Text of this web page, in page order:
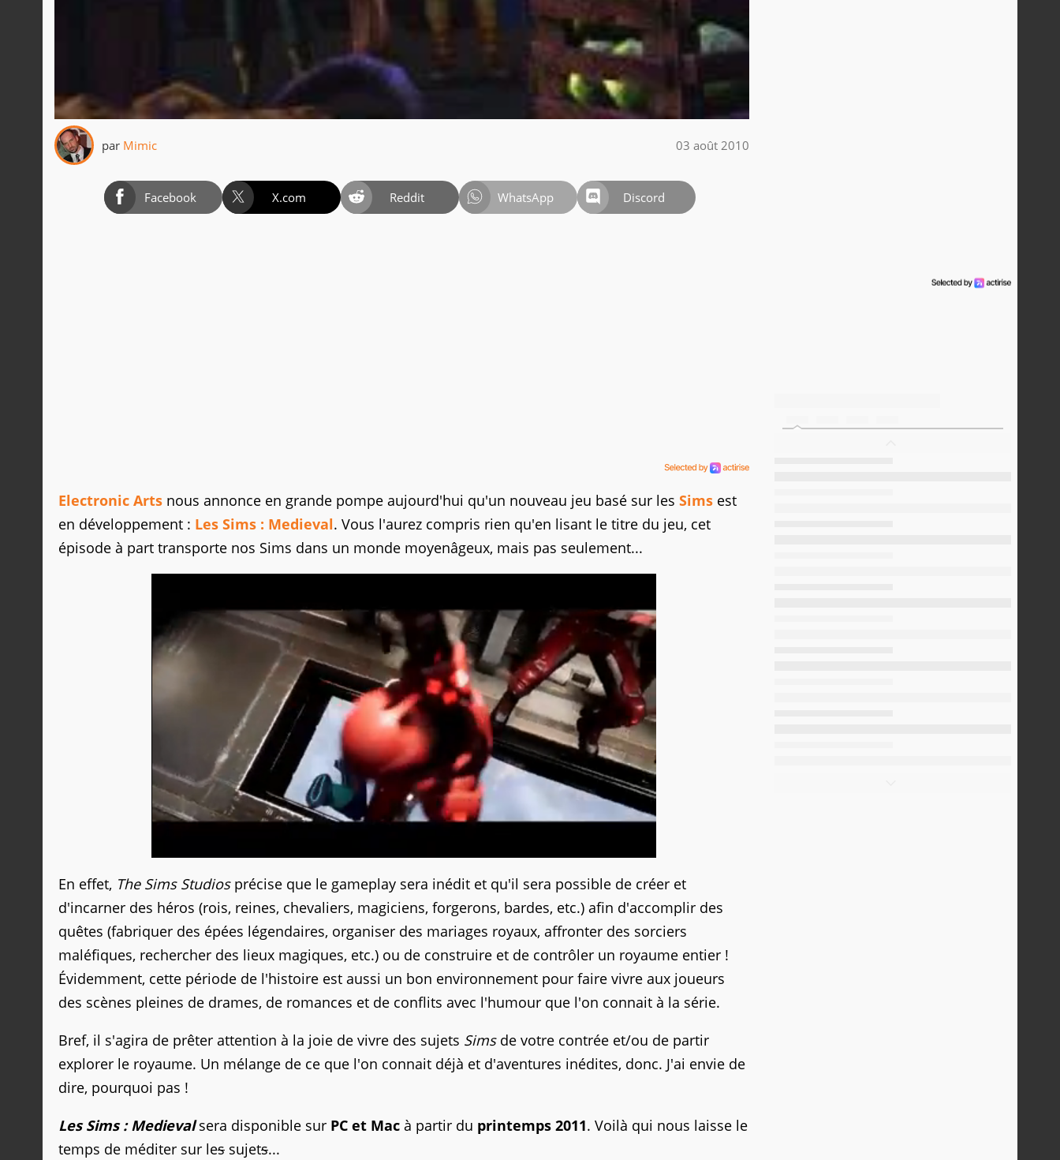
par Mimic 03 août 2010
Facebook X.com Reddit WhatsApp Discord
Electronic Arts nous annonce en grande pompe aujourd'hui qu'un nouveau jeu basé sur les Sims est
en développement : Les Sims : Medieval. Vous l'aurez compris rien qu'en lisant le titre du jeu, cet
épisode à part transporte nos Sims dans un monde moyenâgeux, mais pas seulement...
En effet, The Sims Studiosprécise que le gameplay sera inédit et qu'il sera possible de créer et
d'incarner des héros (rois, reines, chevaliers, magiciens, forgerons, bardes, etc.) afin d'accomplir des
quêtes (fabriquer des épées légendaires, organiser des mariages royaux, affronter des sorciers
maléfiques, rechercher des lieux magiques, etc.) ou de construire et de contrôler un royaume entier !
Évidemment, cette période de l'histoire est aussi un bon environnement pour faire vivre aux joueurs
des scènes pleines de drames, de romances et de conflits avec l'humour que l'on connait à la série.
Bref, il s'agira de prêter attention à la joie de vivre des sujets Simsde votre contrée et/ou de partir
explorer le royaume. Un mélange de ce que l'on connait déjà et d'aventures inédites, donc. J'ai envie de
dire, pourquoi pas !
Les Sims : Medieval sera disponible sur PC et Mac à partir du printemps 2011. Voilà qui nous laisse le
temps de méditer sur les sujets...